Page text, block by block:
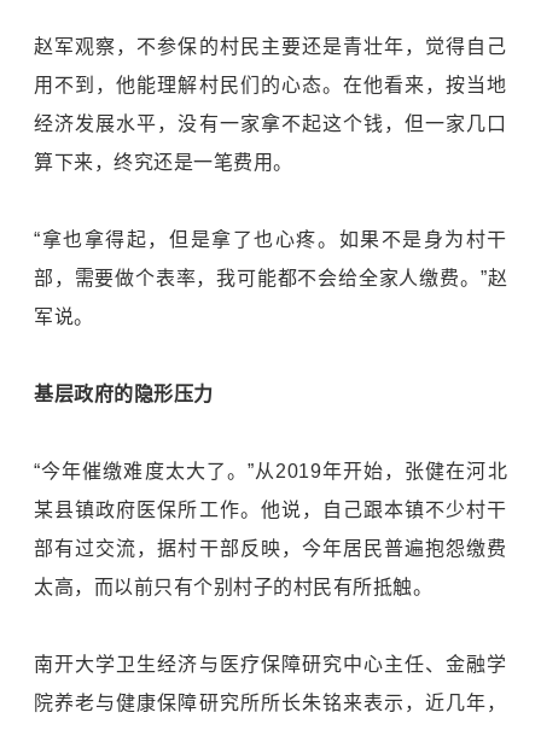
赵军观察，不参保的村民主要还是青壮年，觉得自己
用不到，他能理解村民们的心态。在他看来，按当地
经济发展水平，没有一家拿不起这个钱，但一家几口
算下来，终究还是一笔费用。
“拿也拿得起，但是拿了也心疼。如果不是身为村干
部，需要做个表率，我可能都不会给全家人缴费。”赵
军说。
基层政府的隐形压力
“今年催缴难度太大了。”从2019年开始，张健在河北
某县镇政府医保所工作。他说，自己跟本镇不少村干
部有过交流，据村干部反映，今年居民普遍抱怨缴费
太高，而以前只有个别村子的村民有所抵触。
南开大学卫生经济与医疗保障研究中心主任、金融学
院养老与健康保障研究所所长朱铭来表示，近几年，